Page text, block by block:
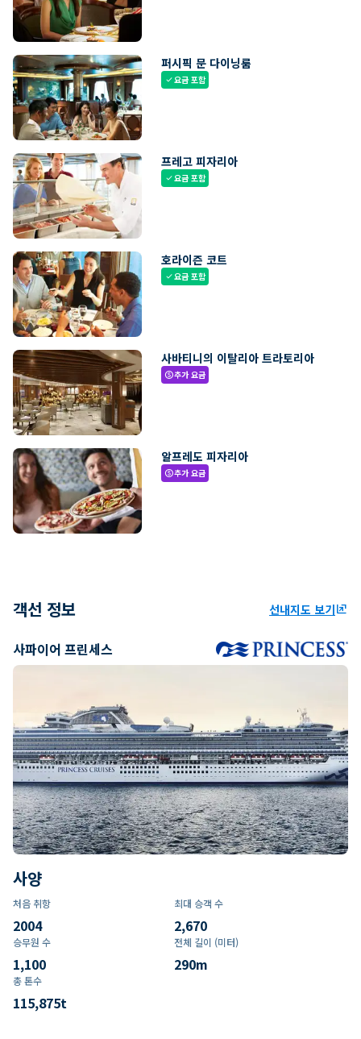
퍼시픽 문 다이닝룸
check요금 포함
프레고 피자리아
check요금 포함
호라이즌 코트
check요금 포함
사바티니의 이탈리아 트라토리아
paid추가 요금
알프레도 피자리아
paid추가 요금
객선 정보 선내지도 보기ungroup
사파이어 프린세스
사양
처음 취항
2004
최대 승객 수
2,670
승무원 수
1,100
전체 길이 (미터)
290m
총 톤수
115,875t